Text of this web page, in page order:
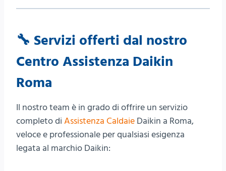
🔧 Servizi offerti dal nostro
Centro Assistenza Daikin
Roma
Il nostro team è in grado di offrire un servizio
completo di Assistenza Caldaie Daikin a Roma,
veloce e professionale per qualsiasi esigenza
legata al marchio Daikin: